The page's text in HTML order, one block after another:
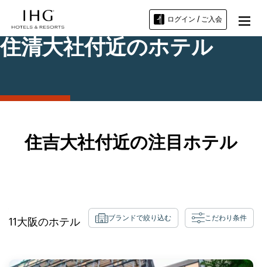
ログイン / ご入会
住清大社付近のホテル
住吉大社付近の注目ホテル
11 大阪のホテル ブランドで絞り込む こだわり条件